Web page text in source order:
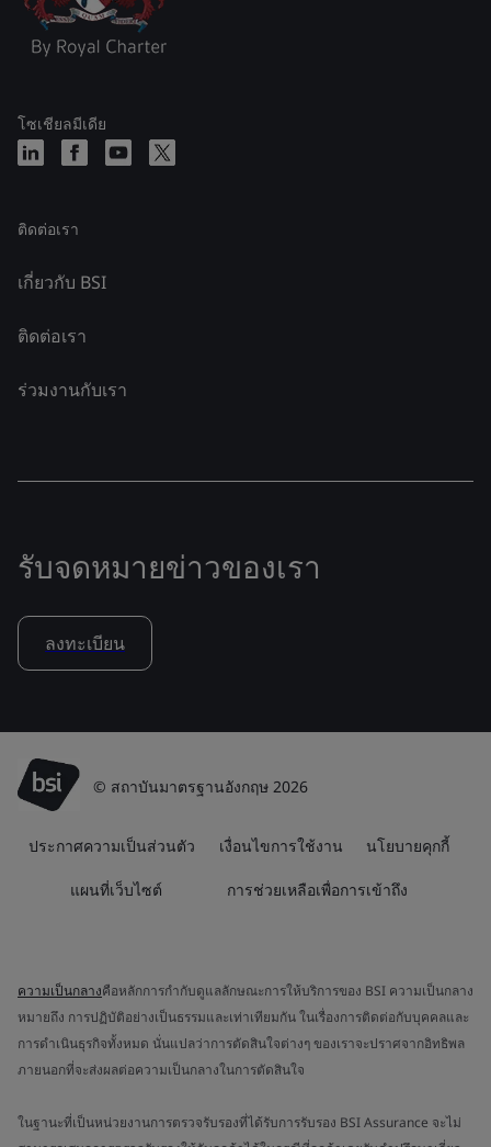
โซเชียลมีเดีย
ติดต่อเรา
เกี่ยวกับ BSI
ติดต่อเรา
ร่วมงานกับเรา
รับจดหมายข่าวของเรา
ลงทะเบียน
© สถาบันมาตรฐานอังกฤษ 2026
ประกาศความเป็นส่วนตัว เงื่อนไขการใช้งาน นโยบายคุกกี้
แผนที่เว็บไซต์ การช่วยเหลือเพื่อการเข้าถึง
ความเป็นกลางคือหลักการกำกับดูแลลักษณะการให้บริการของ BSI ความเป็นกลาง
หมายถึง การปฏิบัติอย่างเป็นธรรมและเท่าเทียมกัน ในเรื่องการติดต่อกับบุคคลและ
การดำเนินธุรกิจทั้งหมด นั่นแปลว่าการตัดสินใจต่างๆ ของเราจะปราศจากอิทธิพล
ภายนอกที่จะส่งผลต่อความเป็นกลางในการตัดสินใจ
ในฐานะที่เป็นหน่วยงานการตรวจรับรองที่ได้รับการรับรอง BSI Assurance จะไม่